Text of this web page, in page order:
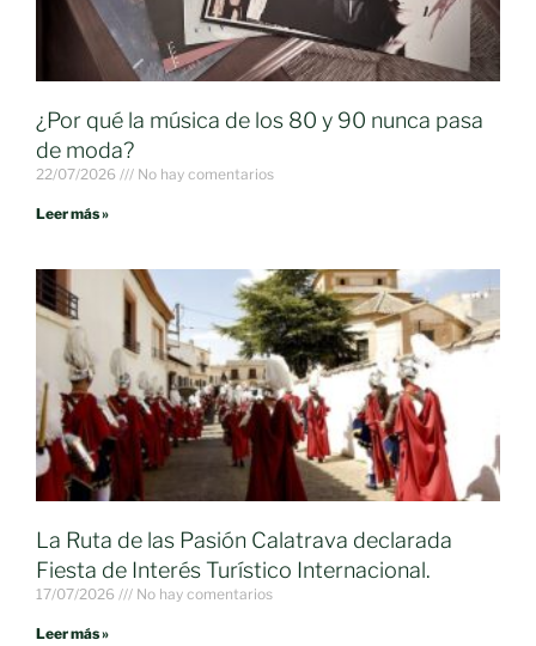
¿Por qué la música de los 80 y 90 nunca pasa
de moda?
22/07/2026 No hay comentarios
Leer más »
La Ruta de las Pasión Calatrava declarada
Fiesta de Interés Turístico Internacional.
17/07/2026 No hay comentarios
Leer más »